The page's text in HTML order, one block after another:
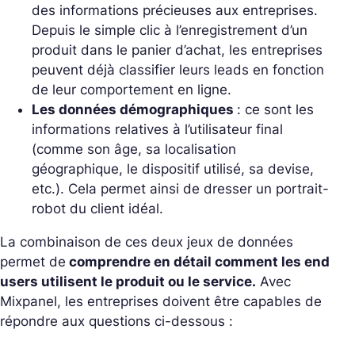
des informations précieuses aux entreprises.
Depuis le simple clic à l’enregistrement d’un
produit dans le panier d’achat, les entreprises
peuvent déjà classifier leurs leads en fonction
de leur comportement en ligne.
Les données démographiques : ce sont les
informations relatives à l’utilisateur final
(comme son âge, sa localisation
géographique, le dispositif utilisé, sa devise,
etc.). Cela permet ainsi de dresser un portrait-
robot du client idéal.
La combinaison de ces deux jeux de données
permet de comprendre en détail comment les end
users utilisent le produit ou le service. Avec
Mixpanel, les entreprises doivent être capables de
répondre aux questions ci-dessous :